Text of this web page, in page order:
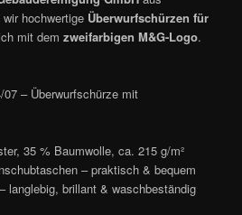
wir hochwertige Überwurfschürzen für
mit demzweifarbigen M&G-Logo.
07 – Überwurfschürze mit
35 % Baumwolle, ca. 215 g/m²
– praktisch & bequem
langlebig, brillant & waschbeständig